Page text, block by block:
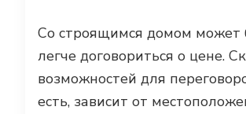
Со строящимся домом может
легче договориться о цене.
возможностей для
есть, зависит от